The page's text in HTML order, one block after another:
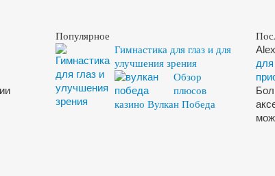
Популярное
Гимнастика для глаз и для
улучшения зрения
Обзор
плюсов
казино Вулкан Победа